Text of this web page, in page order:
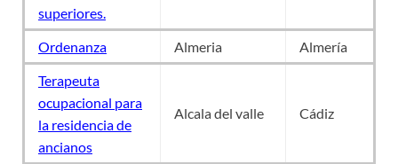
superiores.
Ordenanza Almeria
Almería
Terapeuta
ocupacional para
la residencia de
ancianos
Alcala del valle Cádiz